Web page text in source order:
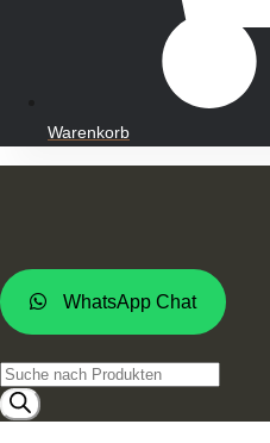
Warenkorb
WhatsApp Chat
Products
search